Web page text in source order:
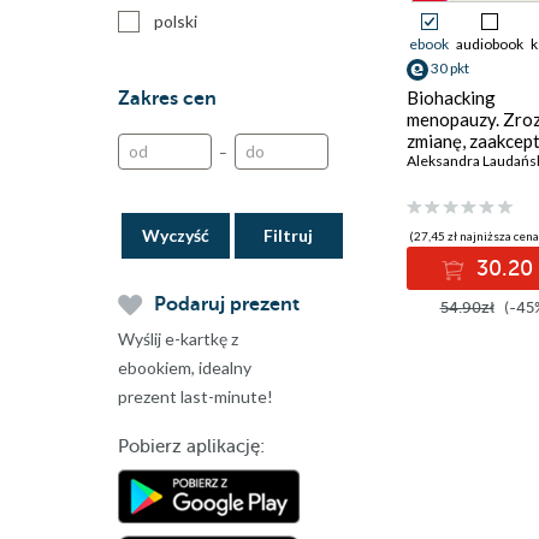
polski
Zakres cen
–
Wyczyść
Podaruj prezent
Wyślij e-kartkę z
ebookiem, idealny
prezent last-minute!
Pobierz aplikację:
ebook audiobook
30 pkt
Biohacking
menopauzy.
zmianę,
żyj długo w
Aleksandra
(27,45 zł najniższa
30.20
54.90zł (-